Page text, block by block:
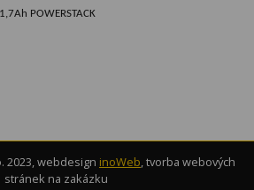
POWERSTACK
2023, webdesign inoWeb, tvorba webových
stránek na zakázku